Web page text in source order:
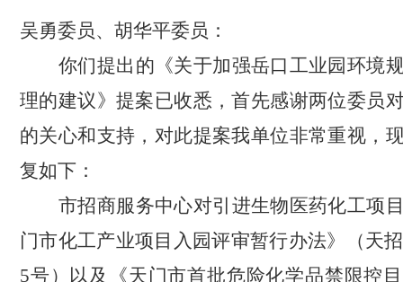
吴勇委员、胡华平委员 ：
你们提出的《关于加强岳口工业园环境
理的建议》提案已收悉，首先感谢两位委员
的关心和支持，对此提案我单位非常重视，
复如下：
市招商服务中心对引进生物医药化工项
门市化工产业项目入园评审暂行办法》（天
5号）以及《天门市首批危险化学品禁限控